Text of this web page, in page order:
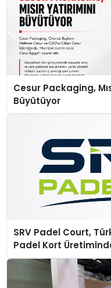
Cesur Packaging,
Büyütüyor
SRV Padel Court,
Padel Kort